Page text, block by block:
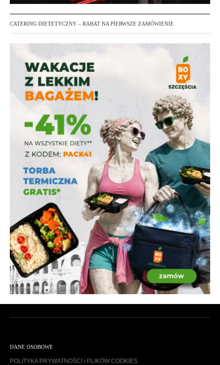
CATERING DIETETYCZNY – RABAT NA PIERWSZE ZAMÓWIENIE
DANE OSOBOWE
POLITYKA PRYWATNOŚCI i PLIKÓW COOKIES